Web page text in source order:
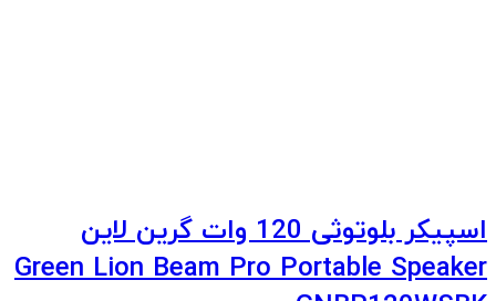
اسپیکر بلوتوثی 120 وات گرین لاین
Green Lion Beam Pro Portable Speaker